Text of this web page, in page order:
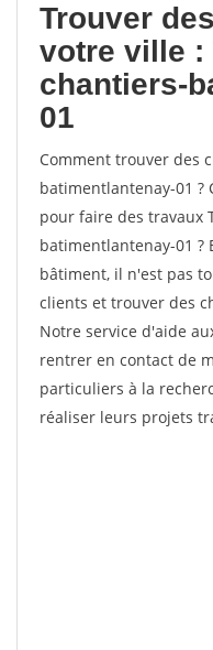
Trouver
votre ville :
chantiers-
01
Comment trouver des
batimentlantenay-01 ?
pour faire des travaux
batimentlantenay-01
bâtiment, il n'est pas
clients et trouver des
Notre service d'aide
rentrer en contact de
particuliers à la
réaliser leurs projets